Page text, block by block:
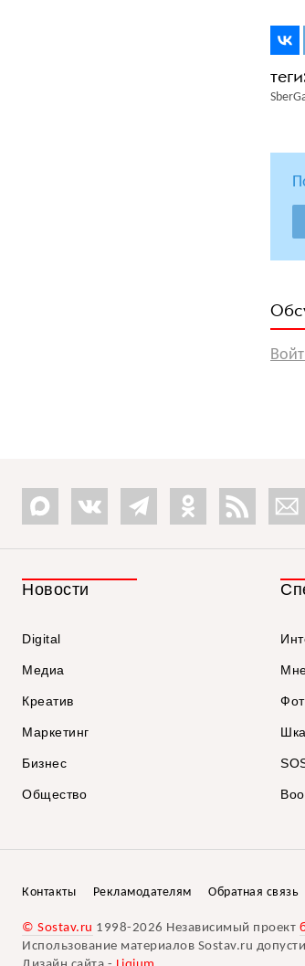
Новости
Digital
Медиа
Креатив
Маркетинг
Бизнес
Общество
Контакты Рекламодателям Обратная связь
© Sostav.ru 1998-2026 Независимый проект
Использование материалов Sostav.ru